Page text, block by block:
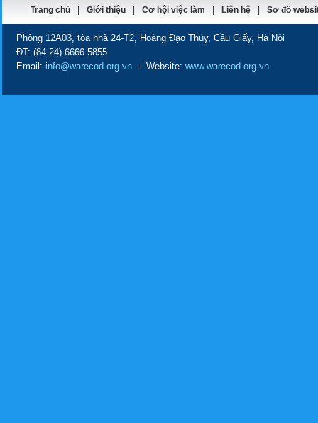
Trang chủ Giới thiệu Cơ hội việc làm Liên hệ Sơ đồ
Phòng 12A03, tòa nhà 24-T2, Hoàng Đạo Thúy, Cầu Giấy, Hà Nội
ĐT: (84 24) 6666 5855
Email: info@warecod.org.vn - Website: www.warecod.org.vn